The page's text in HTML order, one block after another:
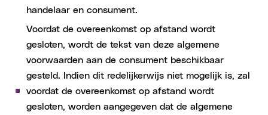
handelaar en consument.
Voordat de overeenkomst op afstand wordt
gesloten, wordt de tekst van deze algemene
voorwaarden aan de consument beschikbaar
gesteld. Indien dit redelijkerwijs niet mogelijk is, zal
voordat de overeenkomst op afstand wordt
gesloten, worden aangegeven dat de algemene